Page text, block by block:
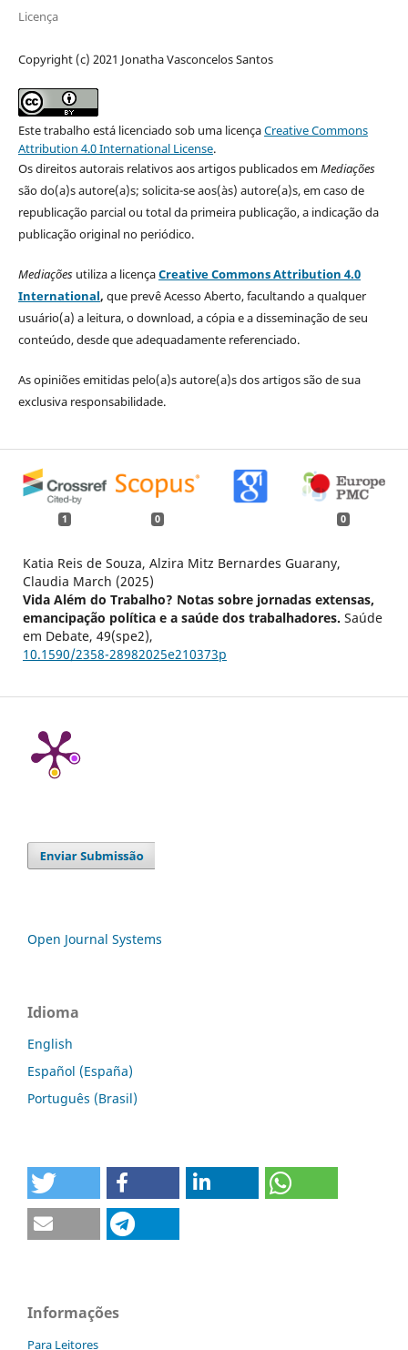
Licença
Copyright (c) 2021 Jonatha Vasconcelos Santos
Este trabalho está licenciado sob uma licençaCreative Commons
Attribution 4.0 International License.
Os direitos autorais relativos aos artigos publicados emMediações
são do(a)s autore(a)s; solicita-se aos(às) autore(a)s, em caso de
republicação parcial ou total da primeira publicação, a indicação da
publicação original no periódico.
Mediaçõesutiliza a licençaCreative Commons Attribution 4.0
International, que prevê Acesso Aberto, facultando a qualquer
usuário(a) a leitura, o download, a cópia e a disseminação de seu
conteúdo, desde que adequadamente referenciado.
As opiniões emitidas pelo(a)s autore(a)s dos artigos são de sua
exclusiva responsabilidade.
1 0 0
Katia Reis de Souza, Alzira Mitz Bernardes Guarany,
Claudia March (2025)
Vida Além do Trabalho? Notas sobre jornadas extensas,
emancipação política e a saúde dos trabalhadores. Saúde
em Debate, 49(spe2),
10.1590/2358-28982025e210373p
Open Journal Systems
Idioma
English
Español (España)
Português (Brasil)
Informações
Para Leitores